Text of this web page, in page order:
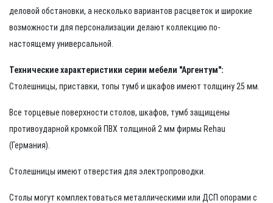
деловой обстановки, а несколько вариантов расцветок и широкие
возможности для персонализации делают коллекцию по-
настоящему универсальной.
Технические характеристики серии мебели "Аргентум":
Столешницы, приставки, топы тумб и шкафов имеют толщину 25 мм.
Все торцевые поверхности столов, шкафов, тумб защищены
противоударной кромкой ПВХ толщиной 2 мм фирмы Rehau
(Германия).
Столешницы имеют отверстия для электропроводки.
Столы могут комплектоваться металлическими или ДСП опорами с